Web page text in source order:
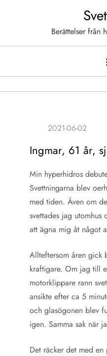
Berättelser från
Ingmar, 61 år,
Min hyperhidros
Svettningarna blev
med tiden. Även om
svettades jag utomhus
att ägna mig åt något
Allteftersom åren gick
kraftigare. Om jag till
motorklippare rann
ansikte efter ca 5
och glasögonen blev
igen. Samma sak när
Det räcker det med